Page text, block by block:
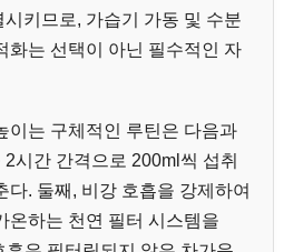
키므로, 가습기 가동 및 수분
화는 선택이 아닌 필수적인 자
이는 구체적인 루틴은 다음과
시간 간격으로 200ml씩 섭취
다. 둘째, 비강 호흡을 강제하여
온하는 천연 필터 시스템을